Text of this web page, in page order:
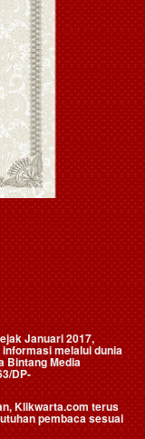
Januari 2017,
melalui dunia
Bintang Media
DP-
Klikwarta.com terus
pembaca sesuai